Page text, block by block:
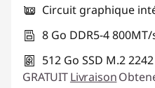
Circuit graphique
8 Go DDR5-4
512 Go SSD M.2
GRATUITLivraison